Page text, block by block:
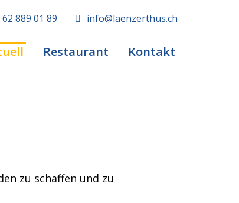
889 01 89 info@laenzerthus.ch
Restaurant Kontakt
zu schaffen und zu